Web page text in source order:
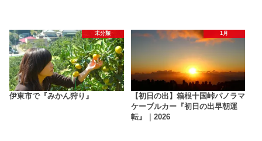
未分類
伊東市で『みかん狩り』
1月
【初日の出】箱根十国峠パノラマ
ケーブルカー『初日の出早朝運
転』｜2026